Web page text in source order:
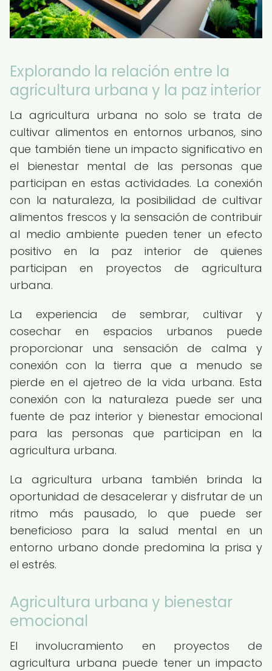
Explorando la relación entre la
agricultura urbana y la paz interior
La agricultura urbana no solo se trata de
cultivar alimentos en entornos urbanos, sino
que también tiene un impacto significativo en
el bienestar mental de las personas que
participan en estas actividades. La conexión
con la naturaleza, la posibilidad de cultivar
alimentos frescos y la sensación de contribuir
al medio ambiente pueden tener un efecto
positivo en la paz interior de quienes
participan en proyectos de agricultura
urbana.
La experiencia de sembrar, cultivar y
cosechar en espacios urbanos puede
proporcionar una sensación de calma y
conexión con la tierra que a menudo se
pierde en el ajetreo de la vida urbana. Esta
conexión con la naturaleza puede ser una
fuente de paz interior y bienestar emocional
para las personas que participan en la
agricultura urbana.
La agricultura urbana también brinda la
oportunidad de desacelerar y disfrutar de un
ritmo más pausado, lo que puede ser
beneficioso para la salud mental en un
entorno urbano donde predomina la prisa y
el estrés.
Agricultura urbana y bienestar
emocional
El involucramiento en proyectos de
agricultura urbana puede tener un impacto